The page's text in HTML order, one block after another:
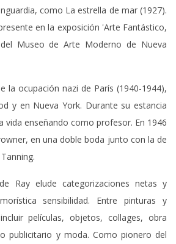
como La estrella de mar (1927).
en la exposición 'Arte Fantástico,
Museo de Arte Moderno de Nueva
la ocupación nazi de París (1940-1944),
y en Nueva York. Durante su estancia
vida enseñando como profesor. En 1946
en una doble boda junto con la de
Ray elude categorizaciones netas y
sensibilidad. Entre pinturas y
películas, objetos, collages, obra
publicitario y moda. Como pionero del